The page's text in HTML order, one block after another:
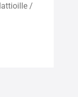
/